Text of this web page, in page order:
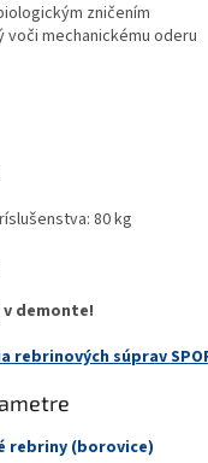
zničením
voči mechanickému oderu
80 kg
demonte!
rebrinových súprav
rebriny (borovice)